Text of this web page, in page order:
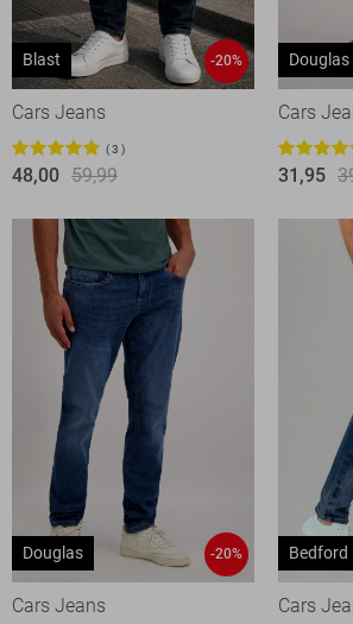
Blast -20%
Cars Jeans
3
48,00 59,99
Douglas
Cars
31,95
Douglas -20%
Cars Jeans
Bedford
Cars